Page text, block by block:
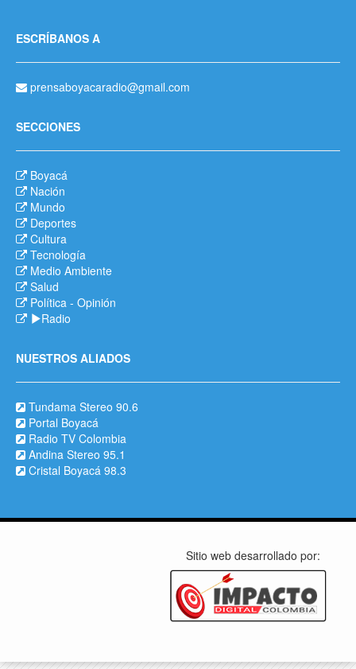
ESCRÍBANOS A
prensaboyacaradio@gmail.com
SECCIONES
Boyacá
Nación
Mundo
Deportes
Cultura
Tecnología
Medio Ambiente
Salud
Política - Opinión
Radio
NUESTROS ALIADOS
Tundama Stereo 90.6
Portal Boyacá
Radio TV Colombia
Andina Stereo 95.1
Cristal Boyacá 98.3
Sitio web desarrollado por: